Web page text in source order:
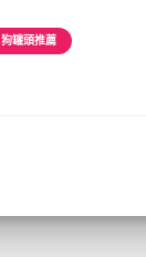
狗罐頭推薦